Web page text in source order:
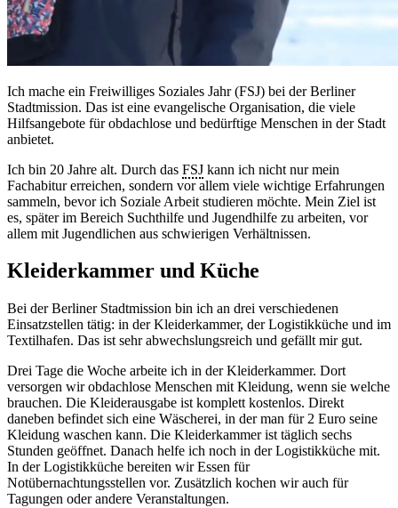
Ich mache ein Freiwilliges Soziales Jahr (FSJ) bei der Berliner
Stadtmission. Das ist eine evangelische Organisation, die viele
Hilfsangebote für obdachlose und bedürftige Menschen in der Stadt
anbietet.
Ich bin 20 Jahre alt. Durch das FSJ kann ich nicht nur mein
Fachabitur erreichen, sondern vor allem viele wichtige Erfahrungen
sammeln, bevor ich Soziale Arbeit studieren möchte. Mein Ziel ist
es, später im Bereich Suchthilfe und Jugendhilfe zu arbeiten, vor
allem mit Jugendlichen aus schwierigen Verhältnissen.
Kleiderkammer und Küche
Bei der Berliner Stadtmission bin ich an drei verschiedenen
Einsatzstellen tätig: in der Kleiderkammer, der Logistikküche und im
Textilhafen. Das ist sehr abwechslungsreich und gefällt mir gut.
Drei Tage die Woche arbeite ich in der Kleiderkammer. Dort
versorgen wir obdachlose Menschen mit Kleidung, wenn sie welche
brauchen. Die Kleiderausgabe ist komplett kostenlos. Direkt
daneben befindet sich eine Wäscherei, in der man für 2 Euro seine
Kleidung waschen kann. Die Kleiderkammer ist täglich sechs
Stunden geöffnet. Danach helfe ich noch in der Logistikküche mit.
In der Logistikküche bereiten wir Essen für
Notübernachtungsstellen vor. Zusätzlich kochen wir auch für
Tagungen oder andere Veranstaltungen.